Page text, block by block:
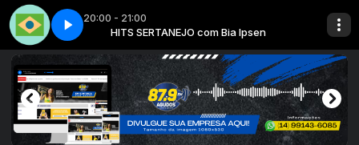
20:00 - 21:00
Bia Ipsen HITS SERTANEJO com Bia Ipsen
Made in Brazil - Parte 1